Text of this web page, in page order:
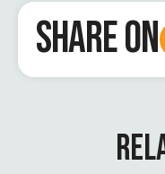
SHARE ON